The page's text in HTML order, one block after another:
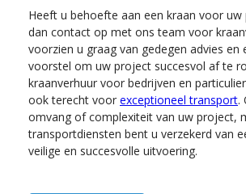
Heeft u behoefte aan een kraan voor uw
dan contact op met ons team voor
voorzien u graag van gedegen advies en
voorstel om uw project succesvol af te
kraanverhuur voor bedrijven en
ook terecht voor exceptioneel transport.
omvang of complexiteit van uw project,
transportdiensten bent u verzekerd van
veilige en succesvolle uitvoering.